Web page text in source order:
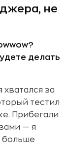
не
делать
за
тестил
Прибегали
— я
больше